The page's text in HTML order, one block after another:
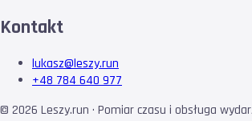
Kontakt
lukasz@leszy.run
+48 784 640 977
© 2026 Leszy.run · Pomiar czasu i obsługa